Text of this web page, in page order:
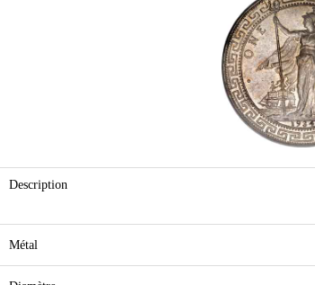
Description
Métal